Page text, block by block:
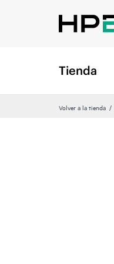
Tienda
Volver a la tienda